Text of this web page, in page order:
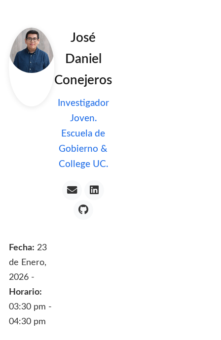
José
Daniel
Conejeros
Investigador
Joven.
Escuela de
Gobierno &
College UC.
Fecha: 23
de Enero,
2026 -
Horario:
03:30 pm -
04:30 pm